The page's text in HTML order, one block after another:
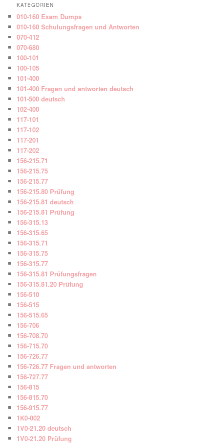
KATEGORIEN
010-160 Exam Dumps
010-160 Schulungsfragen und Antworten
070-412
070-680
100-101
100-105
101-400
101-400 Fragen und antworten deutsch
101-500 deutsch
102-400
117-101
117-102
117-201
117-202
156-215.71
156-215.75
156-215.77
156-215.80 Prüfung
156-215.81 deutsch
156-215.81 Prüfung
156-315.13
156-315.65
156-315.71
156-315.75
156-315.77
156-315.81 Prüfungsfragen
156-315.81.20 Prüfung
156-510
156-515
156-515.65
156-706
156-708.70
156-715.70
156-726.77
156-726.77 Fragen und antworten
156-727.77
156-815
156-815.70
156-915.77
1K0-002
1V0-21.20 deutsch
1V0-21.20 Prüfung